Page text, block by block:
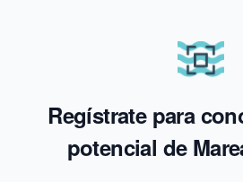
Regístrate para
potencial de